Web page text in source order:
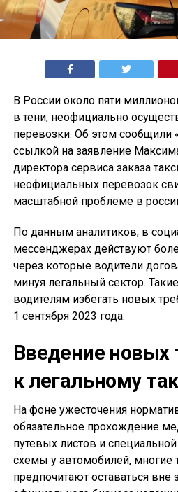
В России около пяти
в тени, неофициально
перевозки. Об этом сообщили
ссылкой на заявление
директора сервиса заказа
неофициальных перевозок
масштабной проблеме в
По данным аналитиков, в
мессенджерах действуют
через которые водители
минуя легальный сектор.
водителям избегать новых
1 сентября 2023 года.
Введение новых
к легальному
На фоне ужесточения
обязательное прохождение
путевых листов и
схемы у автомобилей, многие
предпочитают оставаться вне